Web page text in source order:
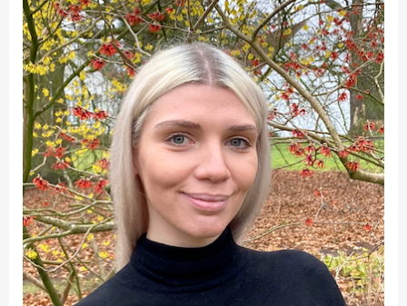
Fakultät
Ingenieurwissenschaften
und Informatik
Fakultät Management,
Kultur und Technik
Fakultät Wirtschafts- und
Sozialwissenschaften
Finanzen
Forschung, Kooperation,
Drittmittel
Gebäude und Technik
Gesellschaftliches
Engagement